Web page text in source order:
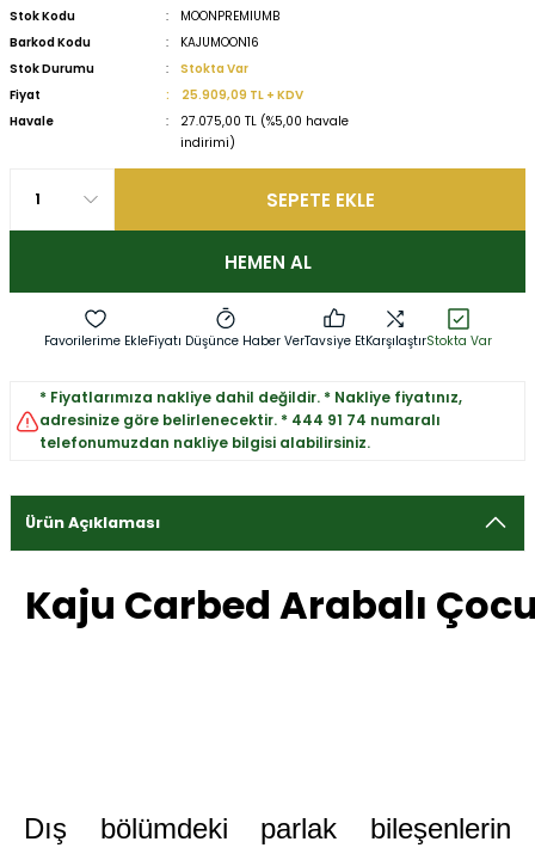
Stok Kodu
MOONPREMIUMB
Barkod Kodu
KAJUMOON16
Stok Durumu
Stokta Var
Fiyat
25.909,09 TL + KDV
Havale
27.075,00 TL (%5,00 havale
indirimi)
SEPETE EKLE
HEMEN AL
Fiyatı Düşünce Haber VerTavsiye EtKarşılaştırStokta Var
* Fiyatlarımıza nakliye dahil değildir. * Nakliye fiyatınız,
adresinize göre belirlenecektir. * 444 91 74 numaralı
telefonumuzdan nakliye bilgisi alabilirsiniz.
Ürün Açıklaması
Kaju Carbed Arabalı
Dış bölümdeki parlak bileşenlerin